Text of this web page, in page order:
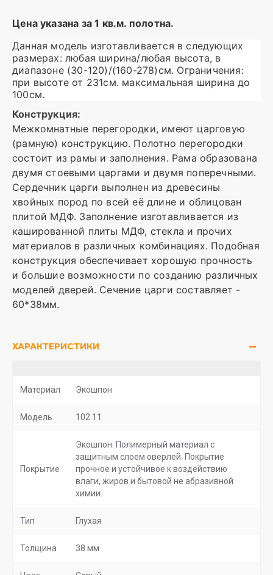
Цена указана за 1 кв.м. полотна.
Данная модель изготавливается в следующих
размерах: любая ширина/любая высота, в
диапазоне (30-120)/(160-278)см. Ограничения:
при высоте от 231см. максимальная ширина до
100см.
Конструкция:
Межкомнатные перегородки, имеют царговую
(рамную) конструкцию. Полотно перегородки
состоит из рамы и заполнения. Рама образована
двумя стоевыми царгами и двумя поперечными.
Сердечник царги выполнен из древесины
хвойных пород по всей её длине и облицован
плитой МДФ. Заполнение изготавливается из
кашированной плиты МДФ, стекла и прочих
материалов в различных комбинациях. Подобная
конструкция обеспечивает хорошую прочность
и большие возможности по созданию различных
моделей дверей. Сечение царги составляет -
60*38мм.
ХАРАКТЕРИСТИКИ
Материал Экошпон
Модель 102.11
Покрытие
Экошпон. Полимерный материал с
защитным слоем оверлей. Покрытие
прочное и устойчивое к воздействию
влаги, жиров и бытовой не абразивной
химии.
Тип Глухая
Толщина 38 мм.